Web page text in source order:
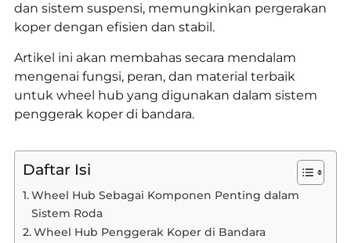
dan sistem suspensi, memungkinkan pergerakan
koper dengan efisien dan stabil.
Artikel ini akan membahas secara mendalam
mengenai fungsi, peran, dan material terbaik
untuk wheel hub yang digunakan dalam sistem
penggerak koper di bandara.
Daftar Isi
Wheel Hub Sebagai Komponen Penting dalam
Sistem Roda
Wheel Hub Penggerak Koper di Bandara